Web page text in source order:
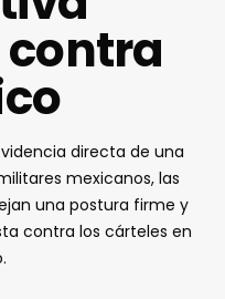
directa de una
mexicanos, las
una postura firme y
contra los cárteles en